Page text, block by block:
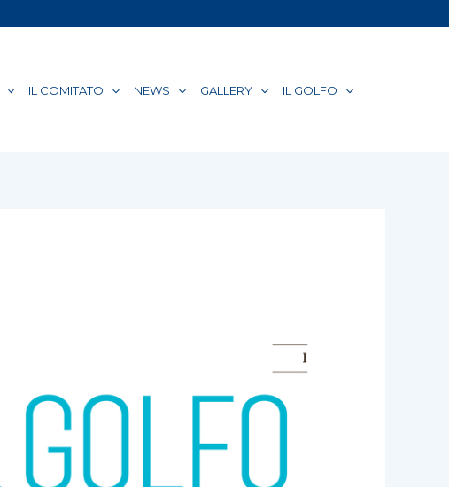
IL COMITATO NEWS GALLERY IL GOLFO